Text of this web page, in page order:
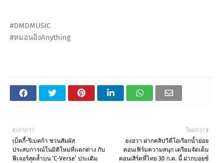
#DMDMUSIC
#หมอนอิงAnything
ใหม่กว่า
ยงฮวา ฝากคลิปวิดีโอเรียกน้ำย่อย
คอนเฟิร์มความสนุก เตรียมจัดเต็ม
คอนเสิร์ตที่ไทย 30 ก.ค. นี้ ฝากบอยซ์
เก่ากว่า
เบ็คกี้-รีเบคก้า ชวนสัมผัส
ประสบการณ์ในมิติใหม่ที่แตกต่าง กับ
ฟีเจอร์สุดล้ำบน ‘C-Verse’ ประเดิม